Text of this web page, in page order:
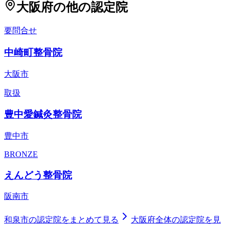
大阪府の他の認定院
要問合せ
中崎町整骨院
大阪市
取扱
豊中愛鍼灸整骨院
豊中市
BRONZE
えんどう整骨院
阪南市
和泉市の認定院をまとめて見る 大阪府全体の認定院を見